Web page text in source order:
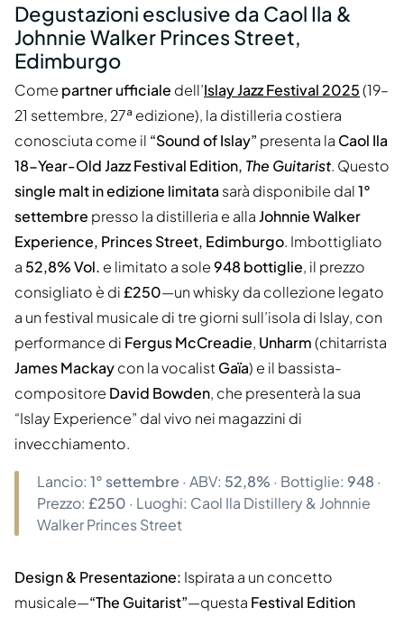
Degustazioni esclusive da Caol Ila &
Johnnie Walker Princes Street,
Edimburgo
Come partner ufficiale dell’Islay Jazz Festival 2025(19–
21 settembre, 27ª edizione), la distilleria costiera
conosciuta come il “Sound of Islay” presenta la Caol Ila
18-Year-Old Jazz Festival Edition, The Guitarist. Questo
single malt in edizione limitata sarà disponibile dal1°
settembre presso la distilleria e allaJohnnie Walker
Experience, Princes Street, Edimburgo. Imbottigliato
a 52,8% Vol. e limitato a sole948 bottiglie, il prezzo
consigliato è di£250—un whisky da collezione legato
a un festival musicale di tre giorni sull’isola di Islay, con
performance di Fergus McCreadie, Unharm(chitarrista
James Mackaycon la vocalistGaïa) e il bassista-
compositore David Bowden, che presenterà la sua
“Islay Experience” dal vivo nei magazzini di
invecchiamento.
Lancio: 1° settembre · ABV: 52,8% · Bottiglie: 948 ·
Prezzo: £250 · Luoghi: Caol Ila Distillery & Johnnie
Walker Princes Street
Design & Presentazione: Ispirata a un concetto
musicale—“The Guitarist”—questa Festival Edition